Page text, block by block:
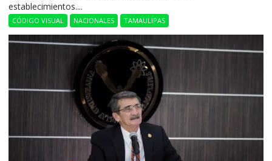
establecimientos....
CÓDIGO VISUAL NACIONALES TAMAULIPAS